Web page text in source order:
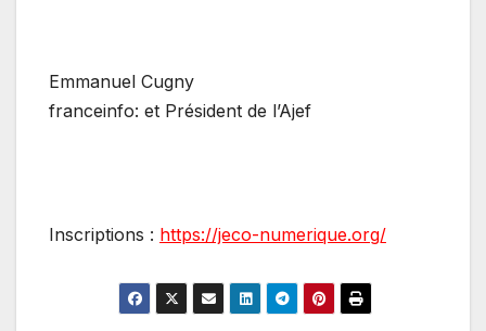
Emmanuel Cugny
franceinfo: et Président de l’Ajef
Inscriptions : https://jeco-numerique.org/